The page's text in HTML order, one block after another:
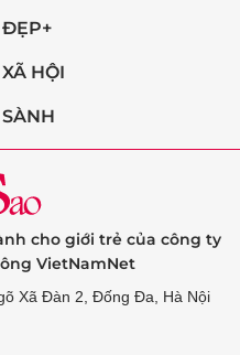
ĐẸP+
XÃ HỘI
SÀNH
cho giới trẻ của công ty
VietNamNet
Xã Đàn 2, Đống Đa, Hà Nội